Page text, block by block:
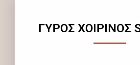
ΓΥΡΟΣ ΧΟΙΡΙΝΟΣ